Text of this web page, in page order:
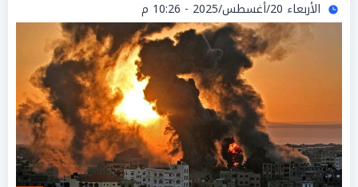
الأربعاء 20/أغسطس/2025 - 10:26 م